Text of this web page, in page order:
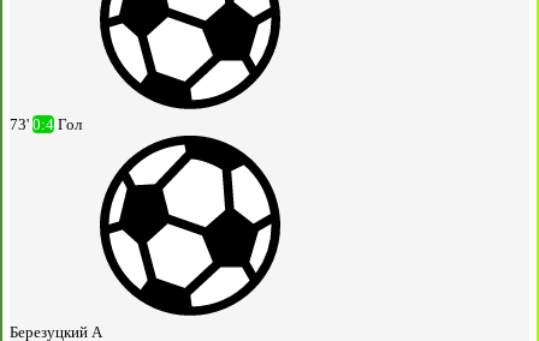
73' 0:4 Гол
Березуцкий А